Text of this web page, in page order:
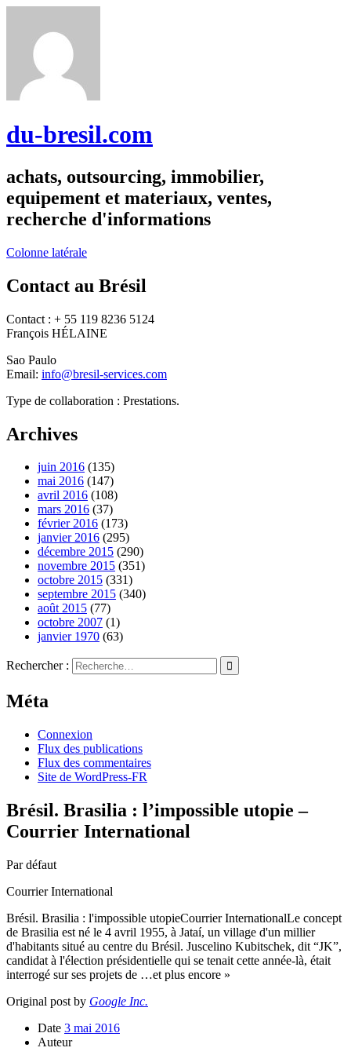
du-bresil.com
achats, outsourcing, immobilier,
equipement et materiaux, ventes,
recherche d'informations
Colonne latérale
Contact au Brésil
Contact : + 55 119 8236 5124
François HÉLAINE
Sao Paulo
Email: info@bresil-services.com
Type de collaboration : Prestations.
Archives
juin 2016 (135)
mai 2016 (147)
avril 2016 (108)
mars 2016 (37)
février 2016 (173)
janvier 2016 (295)
décembre 2015 (290)
novembre 2015 (351)
octobre 2015 (331)
septembre 2015 (340)
août 2015 (77)
octobre 2007 (1)
janvier 1970 (63)
Rechercher :
Méta
Connexion
Flux des publications
Flux des commentaires
Site de WordPress-FR
Brésil. Brasilia : l’impossible utopie –
Courrier International
Par défaut
Courrier International
Brésil. Brasilia : l'impossible utopieCourrier InternationalLe concept
de Brasilia est né le 4 avril 1955, à Jataí, un village d'un millier
d'habitants situé au centre du Brésil. Juscelino Kubitschek, dit “JK”,
candidat à l'élection présidentielle qui se tenait cette année-là, était
interrogé sur ses projets de …et plus encore »
Original post by Google Inc.
Date 3 mai 2016
Auteur